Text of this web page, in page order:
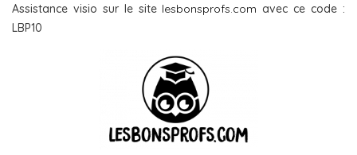
Assistance visio sur le site lesbonsprofs.com avec ce code :
LBP10